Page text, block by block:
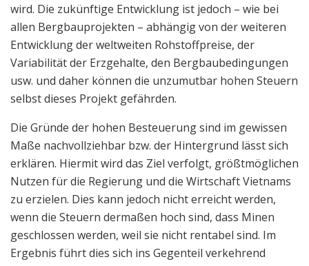
wird. Die zukünftige Entwicklung ist jedoch – wie bei
allen Bergbauprojekten – abhängig von der weiteren
Entwicklung der weltweiten Rohstoffpreise, der
Variabilität der Erzgehalte, den Bergbaubedingungen
usw. und daher können die unzumutbar hohen Steuern
selbst dieses Projekt gefährden.
Die Gründe der hohen Besteuerung sind im gewissen
Maße nachvollziehbar bzw. der Hintergrund lässt sich
erklären. Hiermit wird das Ziel verfolgt, größtmöglichen
Nutzen für die Regierung und die Wirtschaft Vietnams
zu erzielen. Dies kann jedoch nicht erreicht werden,
wenn die Steuern dermaßen hoch sind, dass Minen
geschlossen werden, weil sie nicht rentabel sind. Im
Ergebnis führt dies sich ins Gegenteil verkehrend